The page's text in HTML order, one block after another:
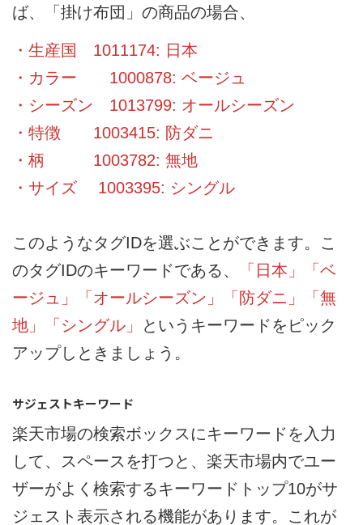
ば、「掛け布団」の商品の場合、
・生産国 1011174: 日本
・カラー 1000878: ベージュ
・シーズン 1013799: オールシーズン
・特徴 1003415: 防ダニ
・柄 1003782: 無地
・サイズ 1003395: シングル
このようなタグIDを選ぶことができます。こ
のタグIDのキーワードである、
「日本」「ベ
ージュ」「オールシーズン」「防ダニ」「無
地」「シングル」
というキーワードをピック
アップしときましょう。
サジェストキーワード
楽天市場の検索ボックスにキーワードを入力
して、スペースを打つと、楽天市場内でユー
ザーがよく検索するキーワードトップ10がサ
ジェスト表示される機能があります。これが